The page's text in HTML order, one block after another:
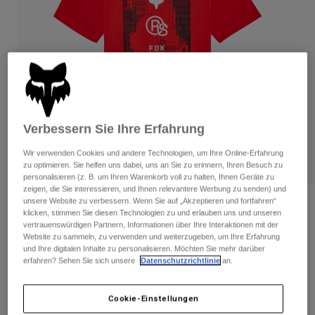
Hosen
Kurze Hosen
Jacken
Handschuhe
Protektoren
Brillen
Socken
Hosen
Handschuhe
Jacken
Brillen
Socken
Taschen & Zubehör
Spare parts
Damen
T-Shirts & Tops
Hoodies und Pullover
Jacken
Hosen
Shirts
Alle anzeigen
Alle anzeigen
Moto
Helme
Jerseys
Hosen
Stiefel
Guards
Bewertungen
Fox RS Premium Tee
Artikelnr.36453
Price reduced from
Verbessern Sie Ihre Erfahrung
Wir verwenden Cookies und andere Technologien, um Ihre Online-Erfahrung
zu optimieren. Sie helfen uns dabei, uns an Sie zu erinnern, Ihren Besuch zu
personalisieren (z. B. um Ihren Warenkorb voll zu halten, Ihnen Geräte zu
zeigen, die Sie interessieren, und Ihnen relevantere Werbung zu senden) und
unsere Website zu verbessern. Wenn Sie auf „Akzeptieren und fortfahren“
klicken, stimmen Sie diesen Technologien zu und erlauben uns und unseren
vertrauenswürdigen Partnern, Informationen über Ihre Interaktionen mit der
Website zu sammeln, zu verwenden und weiterzugeben, um Ihre Erfahrung
und Ihre digitalen Inhalte zu personalisieren. Möchten Sie mehr darüber
erfahren? Sehen Sie sich unsere
Datenschutzrichtlinie an.
Cookie-Einstellungen